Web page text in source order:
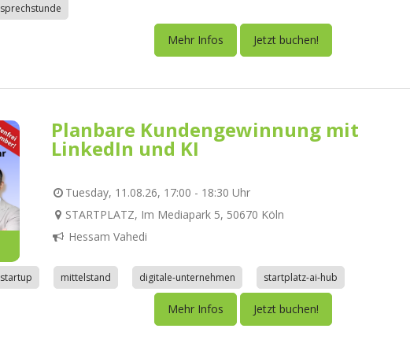
sprechstunde
Mehr Infos Jetzt buchen!
Planbare Kundengewinnung mit
LinkedIn und KI
Tuesday, 11.08.26, 17:00 - 18:30 Uhr
STARTPLATZ, Im Mediapark 5, 50670 Köln
Hessam Vahedi
startup mittelstand digitale-unternehmen startplatz-ai-hub
Mehr Infos Jetzt buchen!